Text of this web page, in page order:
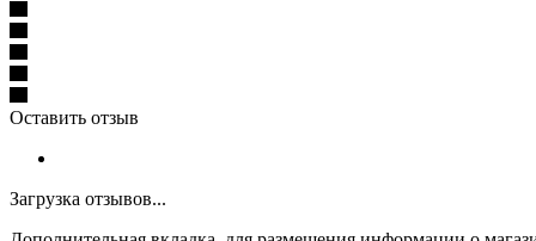
Оставить отзыв
Загрузка отзывов...